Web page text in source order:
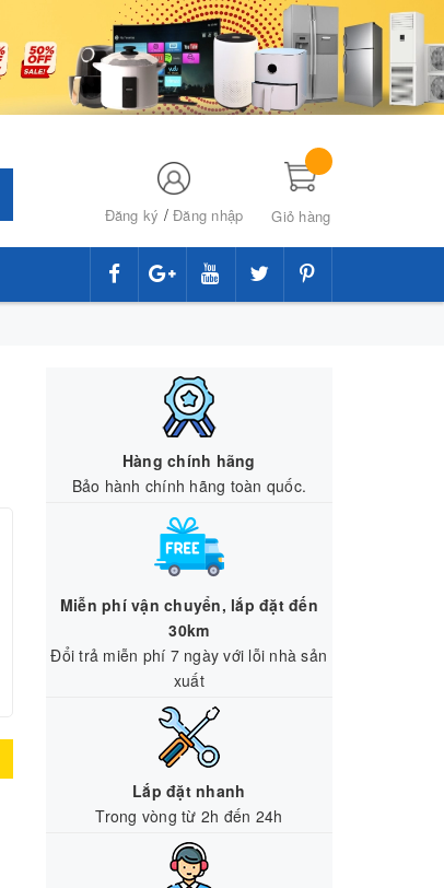
Đăng ký /Đăng nhập Giỏ hàng
Hàng chính hãng
Bảo hành chính hãng toàn quốc.
Miễn phí vận chuyển, lắp đặt đến
30km
Đổi trả miễn phí 7 ngày với lỗi nhà sản
xuất
Lắp đặt nhanh
Trong vòng từ 2h đến 24h